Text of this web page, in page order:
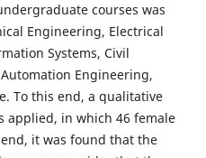
courses was
Engineering, Electrical
Systems, Civil
Engineering,
To this end, a qualitative
applied, in which 46 female
it was found that the